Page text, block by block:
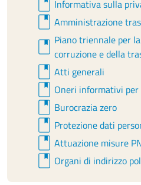
Informativa sulla
book Amministrazione
book Piano triennale per
corruzione e della
book Atti generali
book Oneri informativi
book Burocrazia zero
book Protezione dati
book Attuazione misure
book Organi di indirizzo